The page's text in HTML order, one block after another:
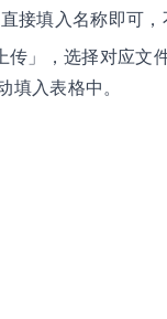
接填入名称即可
传」，选择对应文
填入表格中。